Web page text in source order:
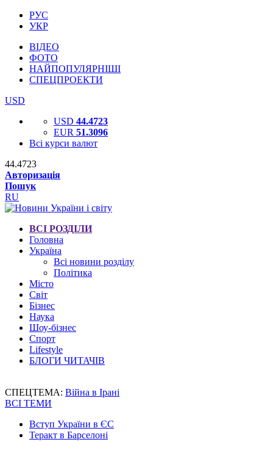
РУС
УКР
ВІДЕО
ФОТО
НАЙПОПУЛЯРНІШІ
СПЕЦПРОЕКТИ
USD
USD 44.4723
EUR 51.3096
Всі курси валют
44.4723
Авторизація
Пошук
RU
ВСІ РОЗДІЛИ
Головна
Україна
Всі новини розділу
Політика
Місто
Світ
Бізнес
Наука
Шоу-бізнес
Спорт
Lifestyle
БЛОГИ ЧИТАЧІВ
СПЕЦТЕМА: Війна в Ірані
ВСІ ТЕМИ
Вступ України в ЄС
Теракт в Барселоні